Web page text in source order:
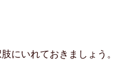
にいれておきましょう。